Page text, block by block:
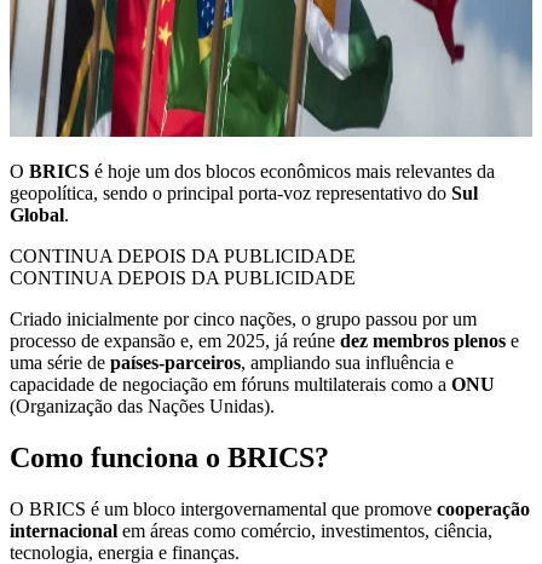
O BRICS é hoje um dos blocos econômicos mais relevantes da
geopolítica, sendo o principal porta-voz representativo do Sul
Global.
CONTINUA DEPOIS DA PUBLICIDADE
CONTINUA DEPOIS DA PUBLICIDADE
Criado inicialmente por cinco nações, o grupo passou por um
processo de expansão e, em 2025, já reúne dez membros plenos e
uma série de países-parceiros, ampliando sua influência e
capacidade de negociação em fóruns multilaterais como a ONU
(Organização das Nações Unidas).
Como funciona o BRICS?
O BRICS é um bloco intergovernamental que promove cooperação
internacional em áreas como comércio, investimentos, ciência,
tecnologia, energia e finanças.